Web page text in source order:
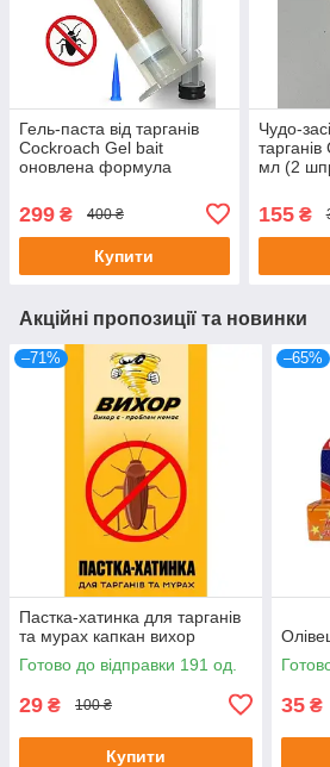
Гель-паста від тарганів
Cockroach Gel bait
оновлена формула
Advio 30г Без етикетки
299 ₴ 400 ₴
Купити
Чудо-
мл (2
155₴
Акційні пропозиції та новинки
–71%
Пастка-хатинка для тарганів
та мурах капкан вихор
Готово до відправки 191 од.
29 ₴ 100 ₴
Купити
–65%
35 ₴